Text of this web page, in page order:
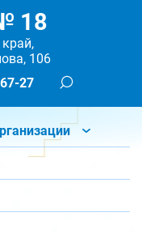
18
106
27